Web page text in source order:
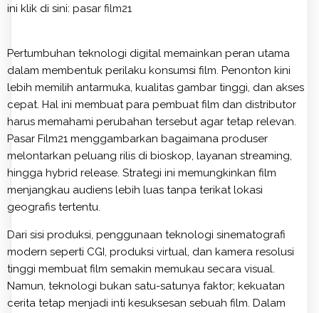
ini klik di sini: pasar film21
Pertumbuhan teknologi digital memainkan peran utama
dalam membentuk perilaku konsumsi film. Penonton kini
lebih memilih antarmuka, kualitas gambar tinggi, dan akses
cepat. Hal ini membuat para pembuat film dan distributor
harus memahami perubahan tersebut agar tetap relevan.
Pasar Film21 menggambarkan bagaimana produser
melontarkan peluang rilis di bioskop, layanan streaming,
hingga hybrid release. Strategi ini memungkinkan film
menjangkau audiens lebih luas tanpa terikat lokasi
geografis tertentu.
Dari sisi produksi, penggunaan teknologi sinematografi
modern seperti CGI, produksi virtual, dan kamera resolusi
tinggi membuat film semakin memukau secara visual.
Namun, teknologi bukan satu-satunya faktor; kekuatan
cerita tetap menjadi inti kesuksesan sebuah film. Dalam